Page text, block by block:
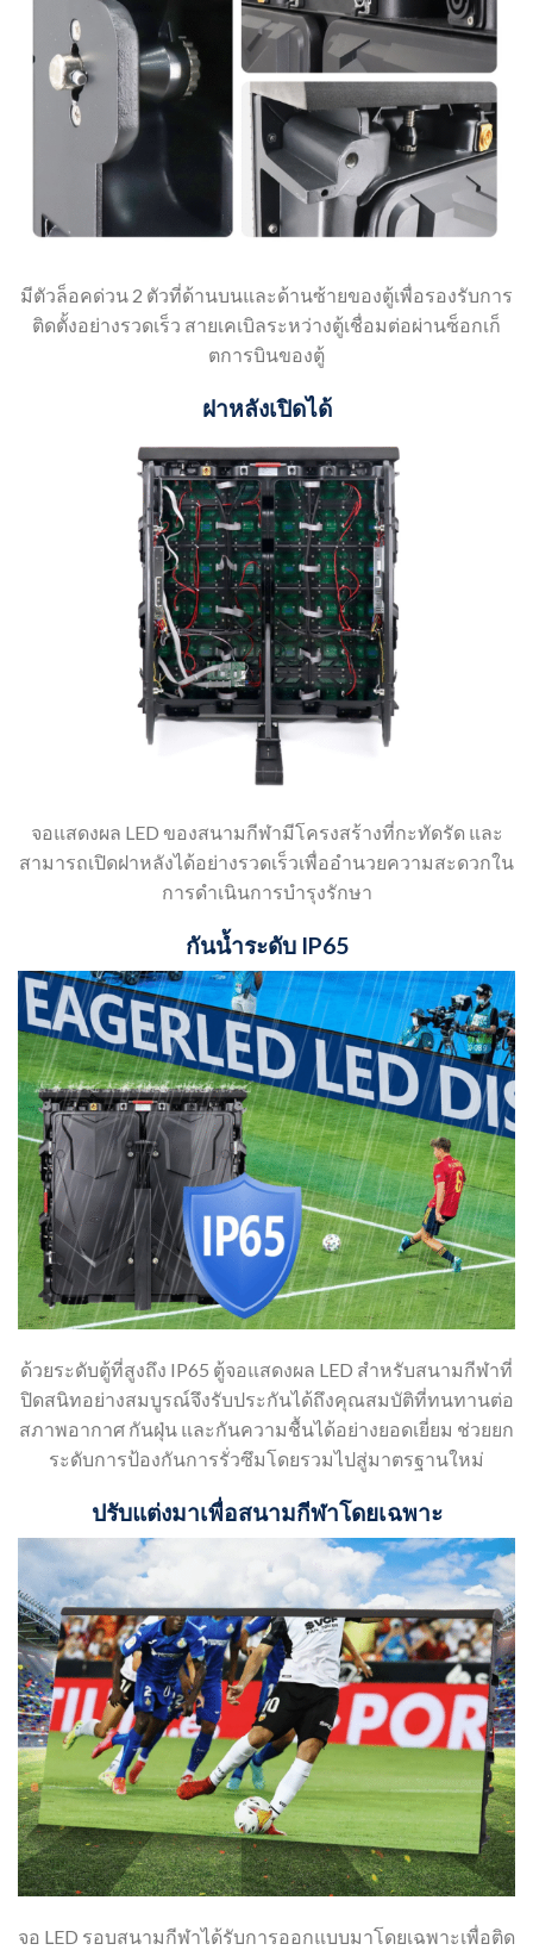
มีตัวล็อคด่วน 2 ตัวที่ด้านบนและด้านซ้ายของตู้เพื่อรองรับการ
ติดตั้งอย่างรวดเร็ว สายเคเบิลระหว่างตู้เชื่อมต่อผ่านซ็อกเก็
ตการบินของตู้
ฝาหลังเปิดได้
จอแสดงผล LED ของสนามกีฬามีโครงสร้างที่กะทัดรัด และ
สามารถเปิดฝาหลังได้อย่างรวดเร็วเพื่ออำนวยความสะดวกใน
การดำเนินการบำรุงรักษา
กันน้ำระดับ IP65
ด้วยระดับตู้ที่สูงถึง IP65 ตู้จอแสดงผล LED สำหรับสนามกีฬาที่
ปิดสนิทอย่างสมบูรณ์จึงรับประกันได้ถึงคุณสมบัติที่ทนทานต่อ
สภาพอากาศ กันฝุ่น และกันความชื้นได้อย่างยอดเยี่ยม ช่วยยก
ระดับการป้องกันการรั่วซึมโดยรวมไปสู่มาตรฐานใหม่
ปรับแต่งมาเพื่อสนามกีฬาโดยเฉพาะ
จอ LED รอบสนามกีฬาได้รับการออกแบบมาโดยเฉพาะเพื่อติด